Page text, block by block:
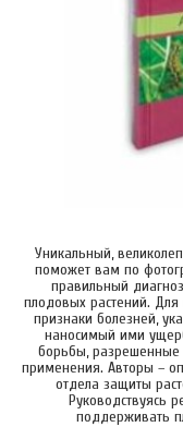
Уникальный,
поможет вам по
правильный
плодовых растений.
признаки болезней,
наносимый ими
борьбы, разрешенные
применения. Авторы –
отдела защиты
Руководствуясь
поддерживать